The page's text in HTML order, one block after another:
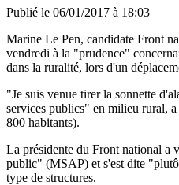
Publié le 06/01/2017 à 18:03
Marine Le Pen, candidate Front
vendredi à la "prudence"
dans la ruralité, lors d'un
"Je suis venue tirer la sonnette
services publics" en milieu rural,
800 habitants).
La présidente du Front national a
public" (MSAP) et s'est dite
type de structures.